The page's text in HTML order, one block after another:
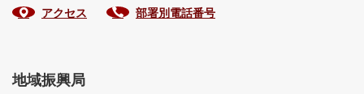
アクセス 部署別電話番号
地域振興局